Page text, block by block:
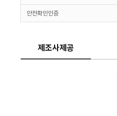
안전확인인증
제조사제공